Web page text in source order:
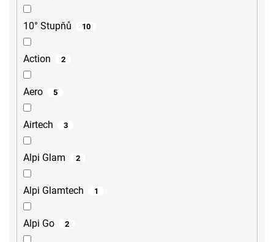
10° Stupňů 10
Action 2
Aero 5
Airtech 3
Alpi Glam 2
Alpi Glamtech 1
Alpi Go 2